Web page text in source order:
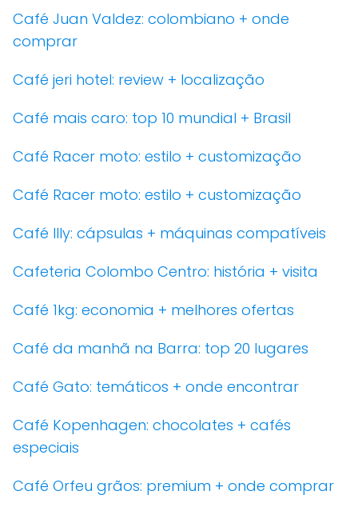
Café Juan Valdez: colombiano + onde
comprar
Café jeri hotel: review + localização
Café mais caro: top 10 mundial + Brasil
Café Racer moto: estilo + customização
Café Racer moto: estilo + customização
Café Illy: cápsulas + máquinas compatíveis
Cafeteria Colombo Centro: história + visita
Café 1kg: economia + melhores ofertas
Café da manhã na Barra: top 20 lugares
Café Gato: temáticos + onde encontrar
Café Kopenhagen: chocolates + cafés
especiais
Café Orfeu grãos: premium + onde comprar